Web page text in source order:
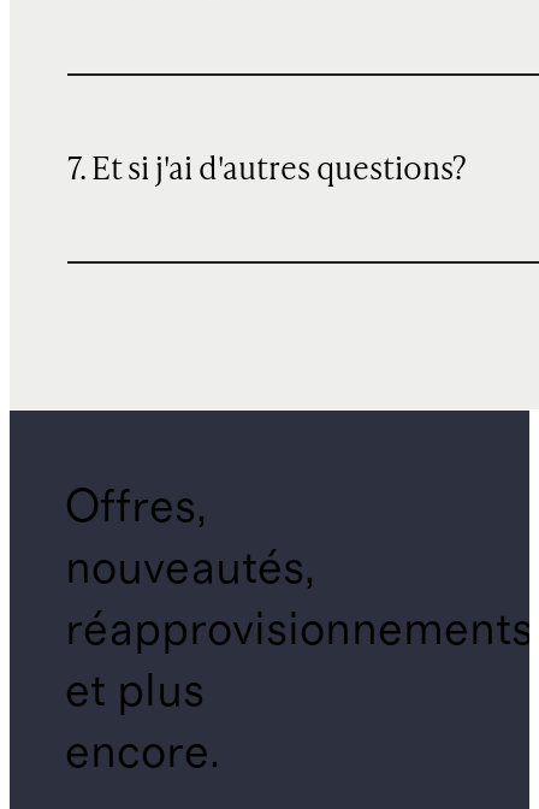
7. Et si j'ai d'autres questions?
Offres,
nouveautés,
réapprovisionnements
et plus
encore.